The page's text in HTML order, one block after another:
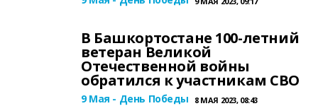
В Башкортостане 100-летний
ветеран Великой
Отечественной войны
обратился к участникам СВО
9 Мая - День Победы 8 МАЯ 2023, 08:43